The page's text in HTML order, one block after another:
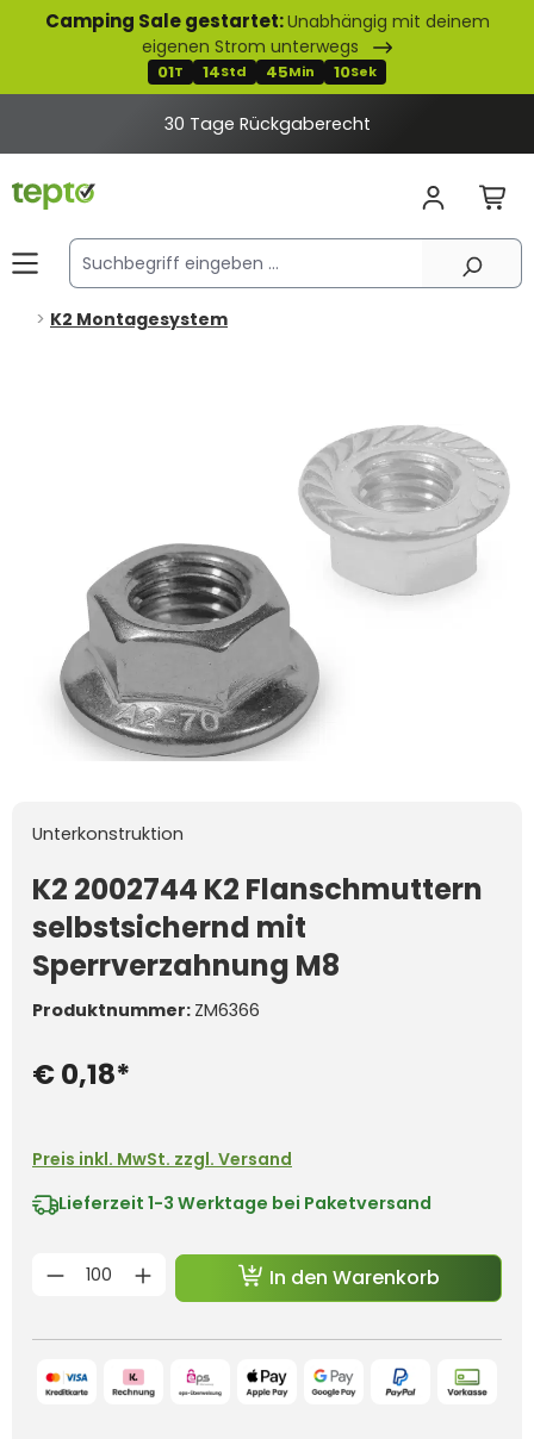
springen
Camping Sale gestartet:Unabhängig mit deinem
eigenen Strom unterwegs
01T 14Std 45Min 10Sek
30 Tage Rückgaberecht
K2 Montagesystem
Unterkonstruktion
K2 2002744 K2 Flanschmuttern
selbstsichernd mit
Sperrverzahnung M8
Produktnummer: ZM6366
€ 0,18*
Preis inkl. MwSt. zzgl. Versand
Lieferzeit 1-3 Werktage bei Paketversand
Produkt Anzahl: Gib den
In den Warenkorb